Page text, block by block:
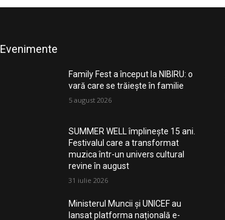
Evenimente
Family Fest a început la NIBIRU: o
vară care se trăiește în familie
5 august 2026
SUMMER WELL împlinește 15 ani.
Festivalul care a transformat
muzica într-un univers cultural
revine în august
31 iulie 2026
Ministerul Muncii și UNICEF au
lansat platforma națională e-